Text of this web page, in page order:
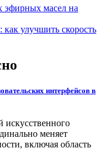
эфирных масел на
улучшить скорость
интерфейсов в
искусственного
меняет
включая область